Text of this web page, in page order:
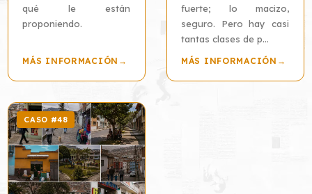
qué le están
proponiendo.
MÁS INFORMACIÓN →
fuerte; lo macizo,
seguro. Pero hay casi
tantas clases de p...
MÁS INFORMACIÓN →
CASO #48